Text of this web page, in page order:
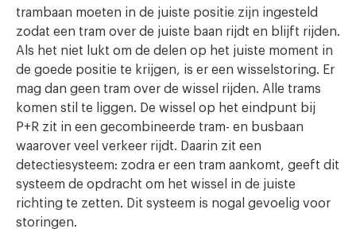
trambaan moeten in de juiste positie zijn ingesteld
zodat een tram over de juiste baan rijdt en blijft rijden.
Als het niet lukt om de delen op het juiste moment in
de goede positie te krijgen, is er een wisselstoring. Er
mag dan geen tram over de wissel rijden. Alle trams
komen stil te liggen. De wissel op het eindpunt bij
P+R zit in een gecombineerde tram- en busbaan
waarover veel verkeer rijdt. Daarin zit een
detectiesysteem: zodra er een tram aankomt, geeft dit
systeem de opdracht om het wissel in de juiste
richting te zetten. Dit systeem is nogal gevoelig voor
storingen.